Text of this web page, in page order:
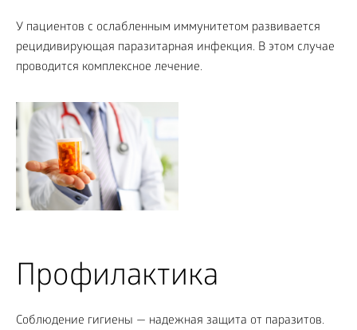
У пациентов с ослабленным иммунитетом развивается
рецидивирующая паразитарная инфекция. В этом случае
проводится комплексное лечение.
Профилактика
Соблюдение гигиены — надежная защита от паразитов.